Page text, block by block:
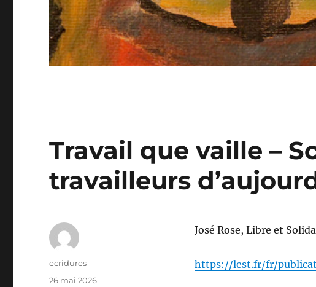
Travail que vaille –
travailleurs
José Rose, Libre et
https://lest.fr/fr/
Auteur
ecridures
Publié
26 mai 2026